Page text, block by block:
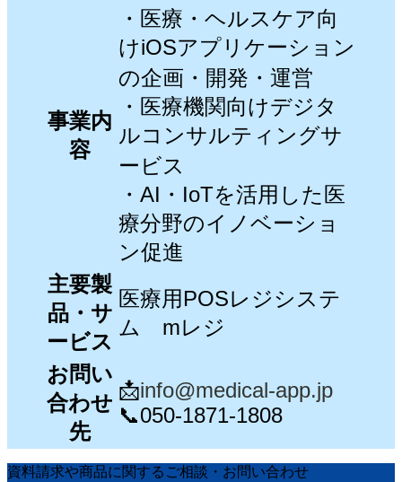
事業内
容
・医療・ヘルスケア向
けiOSアプリケーション
の企画・開発・運営
・医療機関向けデジタ
ルコンサルティングサ
ービス
・AI・IoTを活用した医
療分野のイノベーショ
ン促進
主要製
品・サ
ービス
医療用POSレジシステ
ム mレジ
お問い
合わせ
先
📩info@medical-app.jp
📞050-1871-1808
資料請求や商品に関するご相談・お問い合わせ